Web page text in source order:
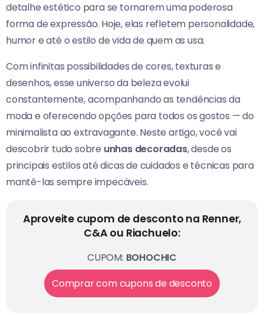
detalhe estético para se tornarem uma poderosa
forma de expressão. Hoje, elas refletem personalidade,
humor e até o estilo de vida de quem as usa.
Com infinitas possibilidades de cores, texturas e
desenhos, esse universo da beleza evolui
constantemente, acompanhando as tendências da
moda e oferecendo opções para todos os gostos — do
minimalista ao extravagante. Neste artigo, você vai
descobrir tudo sobre unhas decoradas, desde os
principais estilos até dicas de cuidados e técnicas para
mantê-las sempre impecáveis.
Aproveite cupom de desconto na Renner,
C&A ou Riachuelo:
CUPOM: BOHOCHIC
Comprar com cupons de desconto